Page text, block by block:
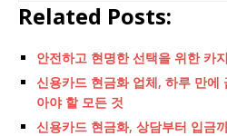
Related Posts:
안전하고 현명한 선택을 위한 카
신용카드 현금화 업체, 하루 만에
아야 할 모든 것
신용카드 현금화, 상담부터 입금